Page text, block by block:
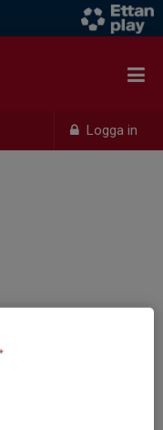
Logga in